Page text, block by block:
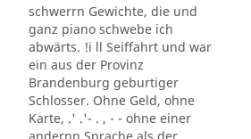
schwerrn Gewichte, die und
ganz piano schwebe ich
abwärts. !i ll Seiffahrt und war
ein aus der Provinz
Brandenburg geburtiger
Schlosser. Ohne Geld, ohne
Karte, .' .'- . , - - ohne einer